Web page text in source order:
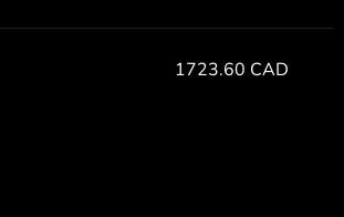
1723.60 CAD